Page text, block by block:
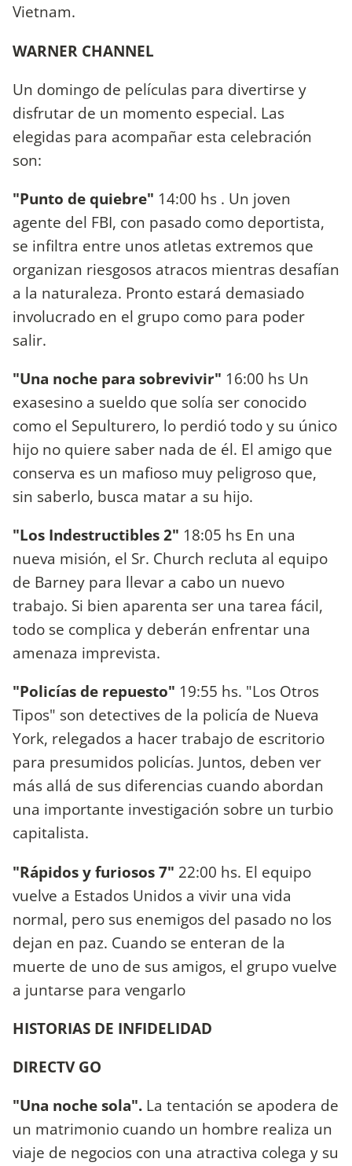
Vietnam.
WARNER CHANNEL
Un domingo de películas para divertirse y
disfrutar de un momento especial. Las
elegidas para acompañar esta celebración
son:
"Punto de quiebre" 14:00 hs . Un joven
agente del FBI, con pasado como deportista,
se infiltra entre unos atletas extremos que
organizan riesgosos atracos mientras desafían
a la naturaleza. Pronto estará demasiado
involucrado en el grupo como para poder
salir.
"Una noche para sobrevivir" 16:00 hs Un
exasesino a sueldo que solía ser conocido
como el Sepulturero, lo perdió todo y su único
hijo no quiere saber nada de él. El amigo que
conserva es un mafioso muy peligroso que,
sin saberlo, busca matar a su hijo.
"Los Indestructibles 2" 18:05 hs En una
nueva misión, el Sr. Church recluta al equipo
de Barney para llevar a cabo un nuevo
trabajo. Si bien aparenta ser una tarea fácil,
todo se complica y deberán enfrentar una
amenaza imprevista.
"Policías de repuesto" 19:55 hs. "Los Otros
Tipos" son detectives de la policía de Nueva
York, relegados a hacer trabajo de escritorio
para presumidos policías. Juntos, deben ver
más allá de sus diferencias cuando abordan
una importante investigación sobre un turbio
capitalista.
"Rápidos y furiosos 7" 22:00 hs. El equipo
vuelve a Estados Unidos a vivir una vida
normal, pero sus enemigos del pasado no los
dejan en paz. Cuando se enteran de la
muerte de uno de sus amigos, el grupo vuelve
a juntarse para vengarlo
HISTORIAS DE INFIDELIDAD
DIRECTV GO
"Una noche sola". La tentación se apodera de
un matrimonio cuando un hombre realiza un
viaje de negocios con una atractiva colega y su